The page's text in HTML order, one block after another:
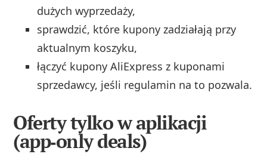
dużych wyprzedaży,
sprawdzić, które kupony zadziałają przy
aktualnym koszyku,
łączyć kupony AliExpress z kuponami
sprzedawcy, jeśli regulamin na to pozwala.
Oferty tylko w aplikacji
(app‑only deals)